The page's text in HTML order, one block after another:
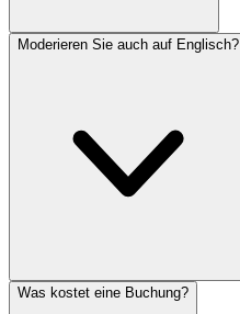
Moderieren Sie auch auf Englisch?
Was kostet eine Buchung?